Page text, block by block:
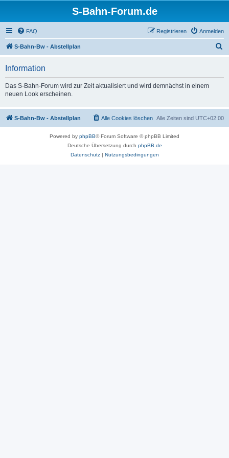
S-Bahn-Forum.de
FAQ Anmelden
Registrieren
S-Bahn-Bw - Abstellplan
Information
Das S-Bahn-Forum wird zur Zeit aktualisiert und wird demnächst in einem
neuen Look erscheinen.
S-Bahn-Bw - Abstellplan Alle Zeiten sind UTC+02:00
Alle Cookies löschen
Powered by phpBB® Forum Software © phpBB Limited
Deutsche Übersetzung durch phpBB.de
Datenschutz| Nutzungsbedingungen